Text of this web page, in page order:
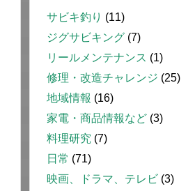
サビキ釣り (11)
ジグサビキング (7)
リールメンテナンス (1)
修理・改造チャレンジ (25)
地域情報 (16)
家電・商品情報など (3)
料理研究 (7)
日常 (71)
映画、ドラマ、テレビ (3)